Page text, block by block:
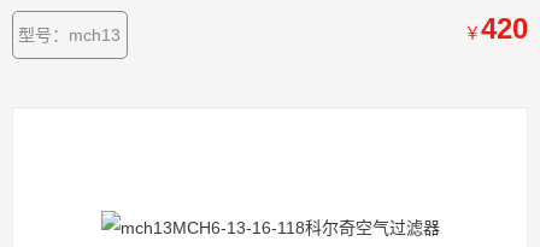
压缩机活性碳分子筛过滤器
型号：mch13
￥420